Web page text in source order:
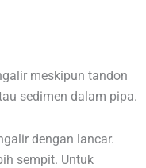
meskipun tandon
sedimen dalam pipa.
dengan lancar.
sempit. Untuk